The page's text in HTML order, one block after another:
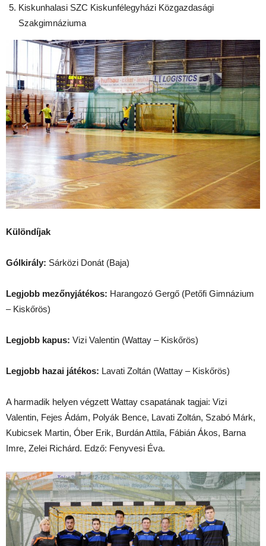
Kiskunhalasi SZC Kiskunfélegyházi Közgazdasági
Szakgimnáziuma
Különdíjak
Gólkirály: Sárközi Donát (Baja)
Legjobb mezőnyjátékos: Harangozó Gergő (Petőfi Gimnázium
– Kiskőrös)
Legjobb kapus: Vizi Valentin (Wattay – Kiskőrös)
Legjobb hazai játékos: Lavati Zoltán (Wattay – Kiskőrös)
A harmadik helyen végzett Wattay csapatának tagjai: Vizi
Valentin, Fejes Ádám, Polyák Bence, Lavati Zoltán, Szabó Márk,
Kubicsek Martin, Óber Erik, Burdán Attila, Fábián Ákos, Barna
Imre, Zelei Richárd. Edző: Fenyvesi Éva.